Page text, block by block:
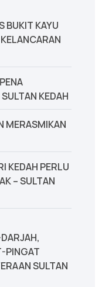
BUKIT KAYU
KEDAH
MERASMIKAN
KEDAH PERLU
– SULTAN
PINGAT
SULTAN